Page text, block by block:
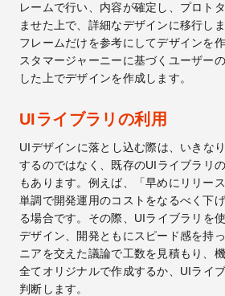
レームで行い、内容が確定し、プロト
ませた上で、詳細なデザインに移行し
フレームだけを参考にしてデザインを
スタマージャーニーに基づくユーザー
した上でデザインを作成します。
UIライブラリの利用
UIデザインに落とし込む際は、いきな
するのではなく、既存のUIライブラリ
もあります。例えば、「早めにリリー
単調で開発運用のコストをなるべく下
る場合です。その際、UIライブラリを
デザイン、開発ともにスピード感を持
ニアを交えた議論で工数を見積もり、
全てオリジナルで作成するか、UIライ
判断します。